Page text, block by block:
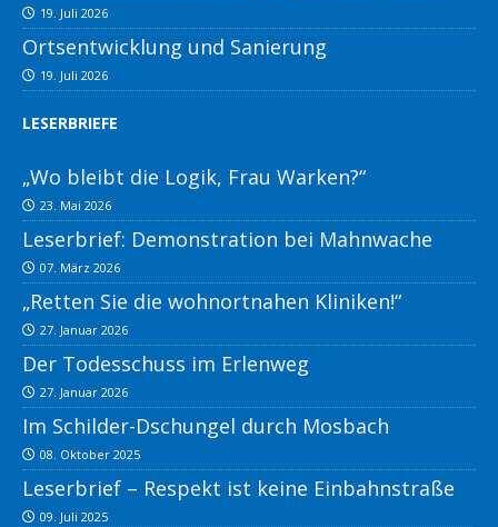
19. Juli 2026
Ortsentwicklung und Sanierung
19. Juli 2026
LESERBRIEFE
„Wo bleibt die Logik, Frau Warken?“
23. Mai 2026
Leserbrief: Demonstration bei Mahnwache
07. März 2026
„Retten Sie die wohnortnahen Kliniken!“
27. Januar 2026
Der Todesschuss im Erlenweg
27. Januar 2026
Im Schilder-Dschungel durch Mosbach
08. Oktober 2025
Leserbrief – Respekt ist keine Einbahnstraße
09. Juli 2025